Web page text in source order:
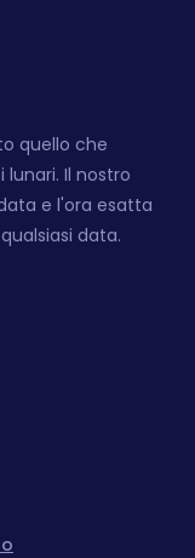
quello che
lunari. Il nostro
e l'ora esatta
data.